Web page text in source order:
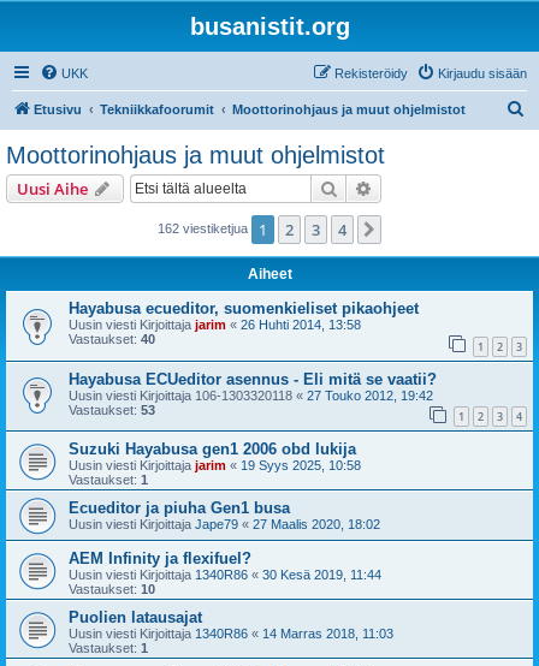
busanistit.org
UKK Kirjaudu sisään
Rekisteröidy
Etusivu Tekniikkafoorumit Moottorinohjaus ja muut ohjelmistot
Moottorinohjaus ja muut ohjelmistot
Uusi Aihe Etsi
162 viestiketjua 1 2 3 4
Aiheet
Hayabusa ecueditor, suomenkieliset pikaohjeet
Uusin viesti Kirjoittaja jarim « 26 Huhti 2014, 13:58
Vastaukset: 40 1 2 3
Hayabusa ECUeditor asennus - Eli mitä se vaatii?
Uusin viesti Kirjoittaja 106-1303320118 « 27 Touko 2012, 19:42
Vastaukset: 53 1 2 3 4
Suzuki Hayabusa gen1 2006 obd lukija
Uusin viesti Kirjoittaja jarim « 19 Syys 2025, 10:58
Vastaukset: 1
Ecueditor ja piuha Gen1 busa
Uusin viesti Kirjoittaja Jape79 « 27 Maalis 2020, 18:02
AEM Infinity ja flexifuel?
Uusin viesti Kirjoittaja 1340R86 « 30 Kesä 2019, 11:44
Vastaukset: 10
Puolien latausajat
Uusin viesti Kirjoittaja 1340R86 « 14 Marras 2018, 11:03
Vastaukset: 1